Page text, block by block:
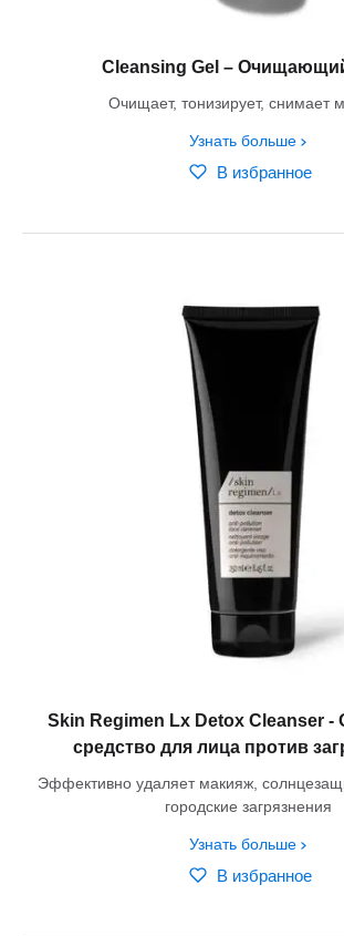
Cleansing Gel –
Очищает, тонизирует, снимает
Узнать больше
В избранное
Skin Regimen Lx Detox Cleanser
средство для лица против
Эффективно удаляет макияж,
городские загрязнения
Узнать больше
В избранное